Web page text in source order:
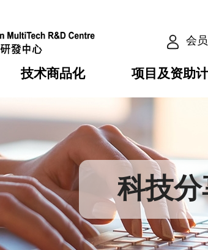
会
愿景及使命
组织架构
组织架构
董事局
研究顾问
技术商品化
可获授权之技术
应用于公共服务之创新技术
重点项目
项目及资助
资助计划
资助计划
税务优惠
评审
LSCM 动向
新闻中心
媒体报导
新闻稿
会员列表
会员登入 科技分